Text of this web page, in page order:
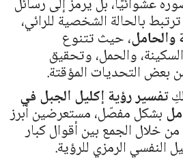
بالحالة الشخصية للرائي،
والحامل، حيث تتنوع
والحمل، وتحقيق
بعض التحديات المؤقتة.
تفسير رؤية إكليل الجبل في
بشكل مفصّل، مستعرضين أبرز
خلال الجمع بين أقوال كبار
النفسي الرمزي للرؤية.